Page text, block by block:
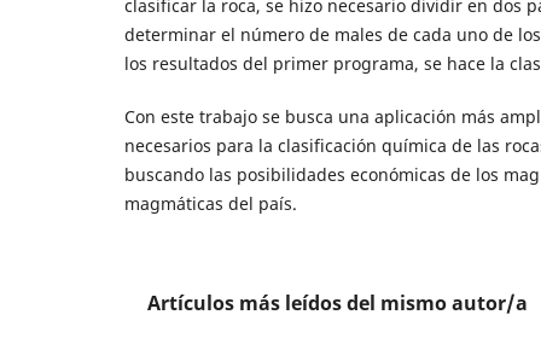
clasificar la roca, se hizo necesario dividir en dos
determinar el número de males de cada uno de
los resultados del primer programa, se hace la
Con este trabajo se busca una aplicación más
necesarios para la clasificación química de las
buscando las posibilidades económicas de los
magmáticas del país.
Artículos más leídos del mismo autor/a